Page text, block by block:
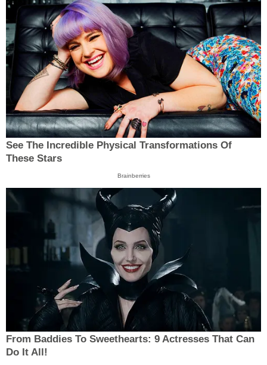
See The Incredible Physical Transformations Of
These Stars
Brainberries
From Baddies To Sweethearts: 9 Actresses That Can
Do It All!